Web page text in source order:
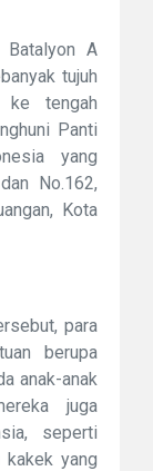
Batalyon A
tujuh
ke tengah
Panti
yang
No.162,
Kota
para
berupa
anak-anak
juga
seperti
kakek yang